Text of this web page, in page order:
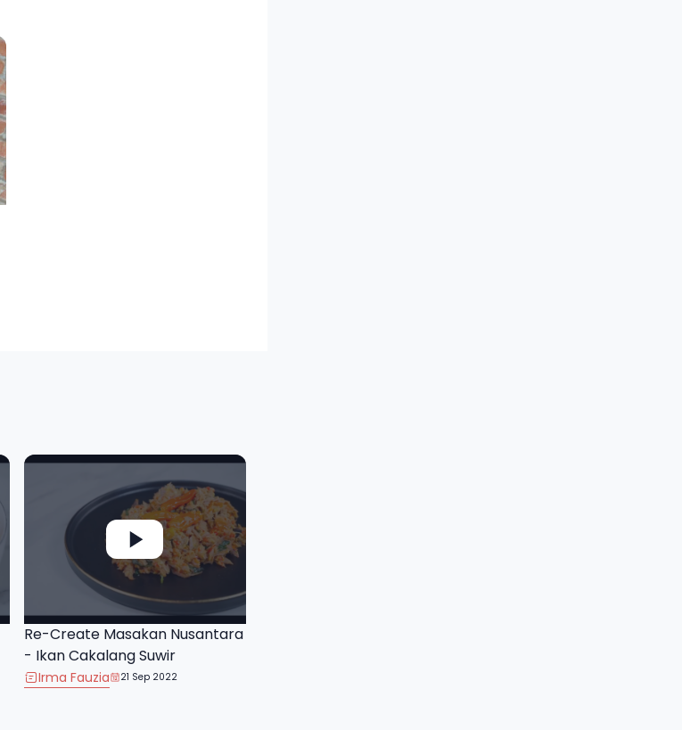
Re-Create Masakan Nusantara
- Ikan Cakalang Suwir
Irma Fauzia 21 Sep 2022